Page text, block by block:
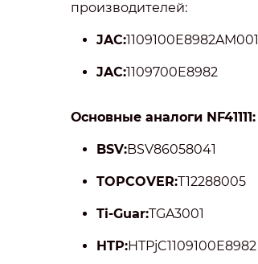
производителей:
JAC:1109100E8982AM001
JAC:1109700E8982
Основные аналоги NF41111:
BSV:BSV86058041
TOPCOVER:T12288005
Ti-Guar:TGA3001
HTP:HTPjC1109100E8982